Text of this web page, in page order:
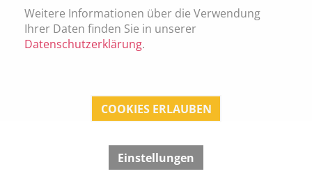
AGB
Weitere Informationen über die Verwendung
Ihrer Daten finden Sie in unserer
Datenschutzerklärung.
COOKIES ERLAUBEN
Einstellungen